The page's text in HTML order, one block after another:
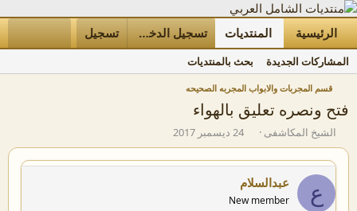
الرئيسية المنتديات ما الجديد الأعضاء تسجيل الدخول تسجيل
المشاركات الجديدة بحث بالمنتديات
قسم المجربات والابواب المجربه الصحيحه
فتح ونصره تعليق بالهواء
ب
ا
د
ا
ل
الشيخ المكاشفى
ت
ا
ر
خ
ا
24 ديسمبر 2017
ع عبدالسلام
New member